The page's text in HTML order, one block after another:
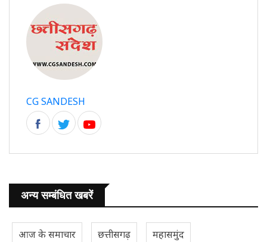
CG SANDESH
अन्य सम्बंधित खबरें
आज के समाचार छत्तीसगढ़ महासमुंद